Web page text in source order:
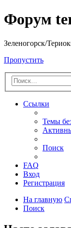
Форум
Зеленогорск/
Пропустить
Ссылки
Темы
Поиск
FAQ
Вход
Регистрация
На главную
Поиск